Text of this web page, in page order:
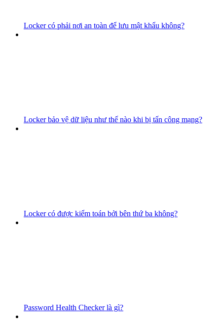
Locker có phải nơi an toàn để lưu mật khẩu không?
Locker bảo vệ dữ liệu như thế nào khi bị tấn công mạng?
Locker có được kiểm toán bởi bên thứ ba không?
Password Health Checker là gì?